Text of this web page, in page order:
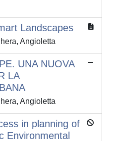
Landscapes
Angioletta
UNA NUOVA
LA
Angioletta
in planning of
Environmental